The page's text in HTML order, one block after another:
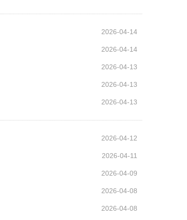
2026-04-14
2026-04-14
2026-04-13
2026-04-13
2026-04-13
2026-04-12
2026-04-11
2026-04-09
2026-04-08
2026-04-08